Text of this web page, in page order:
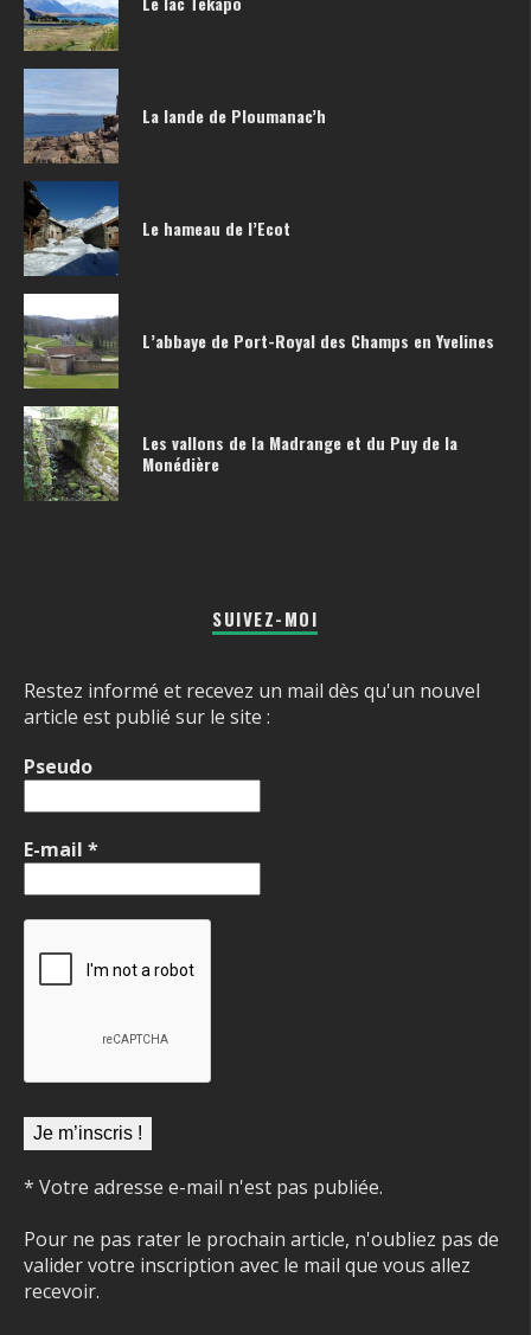
La lande de Ploumanac’h
Le hameau de l’Ecot
L’abbaye de Port-Royal des Champs en Yvelines
Les vallons de la Madrange et du Puy de la
Monédière
SUIVEZ-MOI
Restez informé et recevez un mail dès qu'un nouvel
article est publié sur le site :
Pseudo
E-mail *
* Votre adresse e-mail n'est pas publiée.
Pour ne pas rater le prochain article, n'oubliez pas de
valider votre inscription avec le mail que vous allez
recevoir.